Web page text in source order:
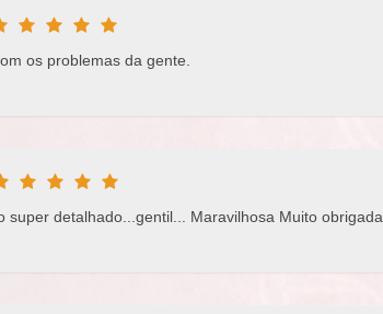
os problemas da gente.
super detalhado...gentil... Maravilhosa Muito obrigada